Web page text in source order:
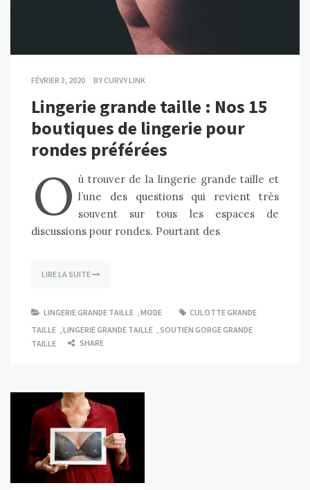
FÉVRIER 3, 2020 BYCURVY LINK
Lingerie grande taille : Nos 15
boutiques de lingerie pour
rondes préférées
O ù trouver de la lingerie grande taille et
l’une des questions qui revient très
souvent sur tous les espaces de
discussions pour rondes. Pourtant des
LIRE LA SUITE
LINGERIE GRANDE TAILLE ,MODE
CULOTTE GRANDE
TAILLE ,LINGERIE GRANDE TAILLE ,SOUTIEN GORGE GRANDE
TAILLE
SHARE